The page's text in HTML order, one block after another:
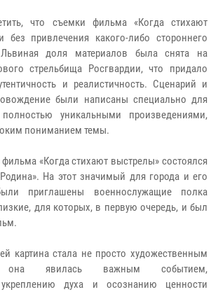
что съемки фильма «Когда стихают
без привлечения какого-либо стороннего
доля материалов была снята на
стрельбища Росгвардии, что придало
и реалистичность. Сценарий и
были написаны специально для
уникальными произведениями,
пониманием темы.
«Когда стихают выстрелы» состоялся
На этот значимый для города и его
приглашены военнослужащие полка
для которых, в первую очередь, и был
картина стала не просто художественным
она явилась важным событием,
духа и осознанию ценности